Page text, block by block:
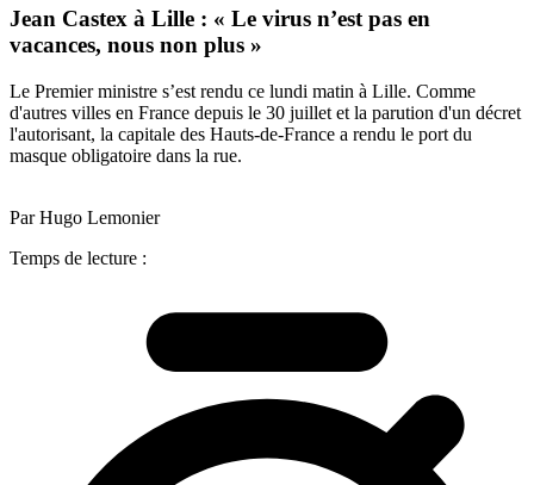
Jean Castex à Lille : « Le virus n’est pas en
vacances, nous non plus »
Le Premier ministre s’est rendu ce lundi matin à Lille. Comme
d'autres villes en France depuis le 30 juillet et la parution d'un décret
l'autorisant, la capitale des Hauts-de-France a rendu le port du
masque obligatoire dans la rue.
Par Hugo Lemonier
Temps de lecture :